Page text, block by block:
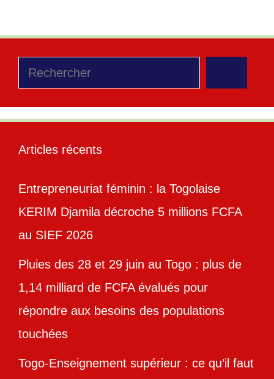
Rechercher
Articles récents
Entrepreneuriat féminin : la Togolaise
KERIM Djamila décroche 5 millions FCFA
au SIEF 2026
Pluies des 28 et 29 juin au Togo : plus de
1,14 milliard de FCFA évalués pour
répondre aux besoins des populations
touchées
Togo-Enseignement supérieur : ce qu’il faut